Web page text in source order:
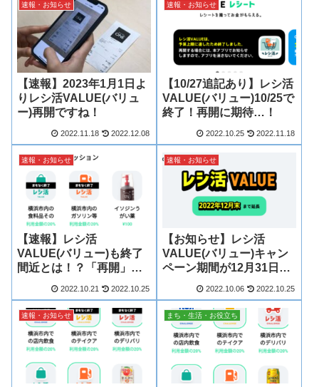
速報・お知らせ
【速報】2023年1月1日よ
りレシ活VALUE(バリュ
ー)再開ですね！
2022.11.18 2022.12.08
速報・お知らせ
【10/27追記あり】レシ活
VALUE(バリュー)10/25で
終了！再開に期待…！
2022.10.25 2022.11.18
速報・お知らせ
【速報】レシ活
VALUE(バリュー)も終了
間近とは！？「再開」に
2022.10.21 2022.10.25
速報・お知らせ
【お知らせ】レシ活
VALUE(バリュー)キャン
ペーン期間が12月31日
2022.10.06 2022.10.25
速報・お知らせ まち・生活・お役立ち